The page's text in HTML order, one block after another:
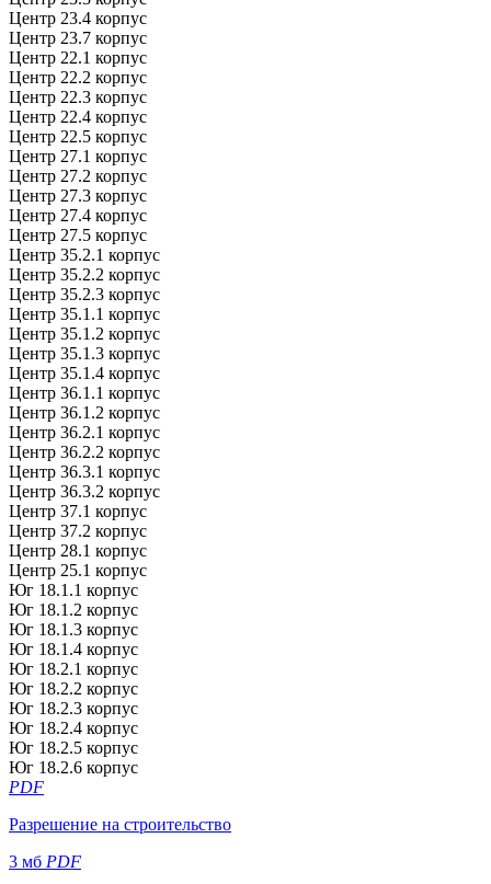
Центр 23.4 корпус
Центр 23.7 корпус
Центр 22.1 корпус
Центр 22.2 корпус
Центр 22.3 корпус
Центр 22.4 корпус
Центр 22.5 корпус
Центр 27.1 корпус
Центр 27.2 корпус
Центр 27.3 корпус
Центр 27.4 корпус
Центр 27.5 корпус
Центр 35.2.1 корпус
Центр 35.2.2 корпус
Центр 35.2.3 корпус
Центр 35.1.1 корпус
Центр 35.1.2 корпус
Центр 35.1.3 корпус
Центр 35.1.4 корпус
Центр 36.1.1 корпус
Центр 36.1.2 корпус
Центр 36.2.1 корпус
Центр 36.2.2 корпус
Центр 36.3.1 корпус
Центр 36.3.2 корпус
Центр 37.1 корпус
Центр 37.2 корпус
Центр 28.1 корпус
Центр 25.1 корпус
Юг 18.1.1 корпус
Юг 18.1.2 корпус
Юг 18.1.3 корпус
Юг 18.1.4 корпус
Юг 18.2.1 корпус
Юг 18.2.2 корпус
Юг 18.2.3 корпус
Юг 18.2.4 корпус
Юг 18.2.5 корпус
Юг 18.2.6 корпус
PDF
Разрешение на строительство
3 мб PDF